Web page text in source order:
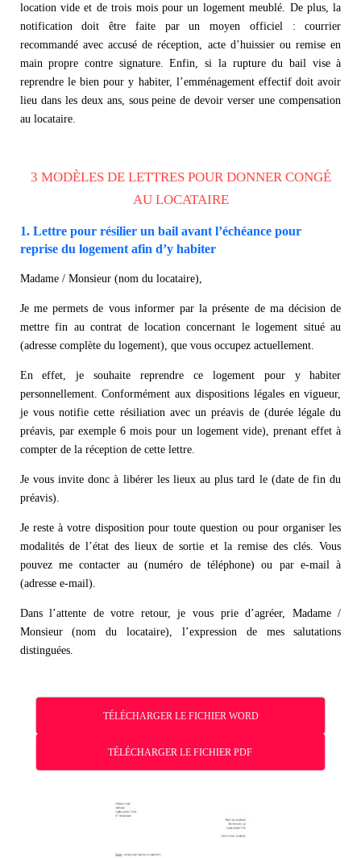
location vide et de trois mois pour un logement meublé. De plus, la
notification doit être faite par un moyen officiel : courrier
recommandé avec accusé de réception, acte d’huissier ou remise en
main propre contre signature. Enfin, si la rupture du bail vise à
reprendre le bien pour y habiter, l’emménagement effectif doit avoir
lieu dans les deux ans, sous peine de devoir verser une compensation
au locataire.
3 MODÈLES DE LETTRES POUR DONNER CONGÉ
AU LOCATAIRE
1. Lettre pour résilier un bail avant l’échéance pour
reprise du logement afin d’y habiter
Madame / Monsieur (nom du locataire),
Je me permets de vous informer par la présente de ma décision de
mettre fin au contrat de location concernant le logement situé au
(adresse complète du logement), que vous occupez actuellement.
En effet, je souhaite reprendre ce logement pour y habiter
personnellement. Conformément aux dispositions légales en vigueur,
je vous notifie cette résiliation avec un préavis de (durée légale du
préavis, par exemple 6 mois pour un logement vide), prenant effet à
compter de la réception de cette lettre.
Je vous invite donc à libérer les lieux au plus tard le (date de fin du
préavis).
Je reste à votre disposition pour toute question ou pour organiser les
modalités de l’état des lieux de sortie et la remise des clés. Vous
pouvez me contacter au (numéro de téléphone) ou par e-mail à
(adresse e-mail).
Dans l’attente de votre retour, je vous prie d’agréer, Madame /
Monsieur (nom du locataire), l’expression de mes salutations
distinguées.
TÉLÉCHARGER LE FICHIER WORD
TÉLÉCHARGER LE FICHIER PDF